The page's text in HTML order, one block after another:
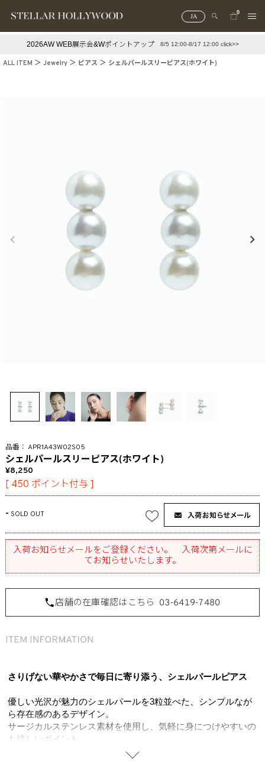
JA
0
2026AW WEB展示会&Wポイントアップ 8/5 12:00-8/17 12:00 click>>
ALL ITEM Jewelry ピアス シェルパールスリーピアス(ホワイト)
APR1A43W02S05
シェルパールスリーピアス(ホワイト)
8,250
[ 450 ポイント付与 ]
- SOLD OUT
入荷お知らせメールをご登録ください。 入荷次第メールに
てお知らせいたします。
店舗の在庫確認はこちら 03-6419-7480
さりげない華やかさで毎日に寄り添う、シェルパールピアス
優しい光沢が魅力のシェルパールを3粒並べた、シンプルなが
ら存在感のあるデザイン。
サージカルステンレス素材を使用し、気軽に身につけやすいの
も嬉しいポイント。
大きすぎず小さすぎない絶妙なサイズ感で、縦向きにすればす